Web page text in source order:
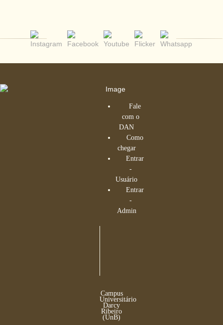
Fale
com o
DAN
Como
chegar
Entrar
-
Usuário
Entrar
-
Admin
Campus
Universitário
Darcy
Ribeiro
(UnB)